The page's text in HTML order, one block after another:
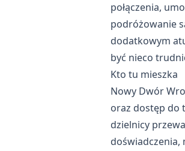
połączenia,
podróżowanie
dodatkowym
być nieco
Kto tu mieszka
Nowy Dwór
oraz dostęp do
dzielnicy
doświadczenia,